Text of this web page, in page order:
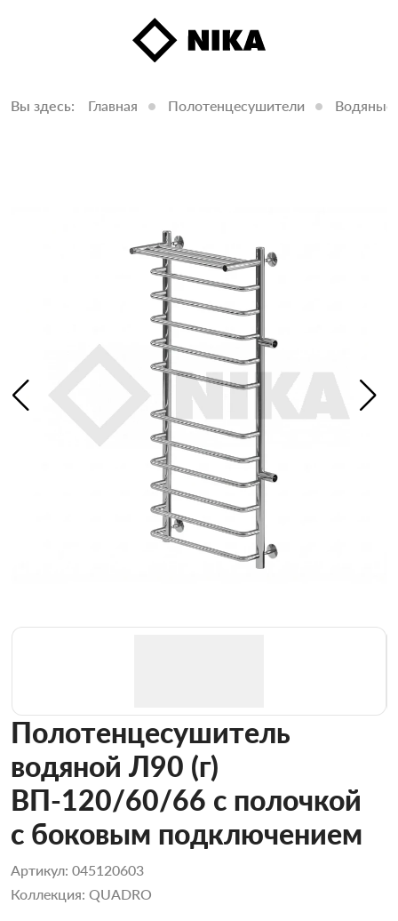
Вы здесь: Главная Полотенцесушители Водяные
Полотенцесушитель
водяной Л90 (г)
ВП-120/60/66 с полочкой
с боковым подключением
Артикул: 045120603
Коллекция: QUADRO